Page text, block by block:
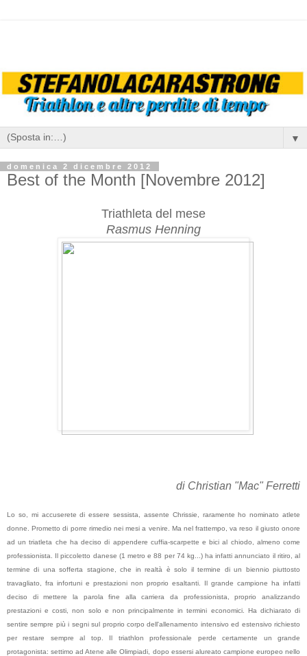
▼
domenica 2 dicembre 2012
Best of the Month [Novembre 2012]
Triathleta del mese
Rasmus Henning
di Christian "Mac" Ferretti
Lo so, mi accuserete di essere sessista, assente Chrissie, raramente ho nominato atlete
donne. Prometto di porre rimedio nei mesi a venire. Ma nel frattempo, va reso il giusto onore
ad un triatleta che ha deciso di appendere cuffia-scarpette e bici al chiodo, almeno come
professionista. Il piccoletto danese (1 metro e 88 per 74 kg...) ha infatti annunciato il ritiro, al
termine di una sofferta stagione, che in realtà è solo il termine di un biennio piuttosto
travagliato, fra infortuni e prestazioni non proprio esaltanti. Il grande campione ha infatti
deciso di mettere la parola fine alla carriera da professionista, proprio analizzando
prestazioni e costi, non solo e non principalmente in termini economici. Ha dichiarato di
sentire sempre più i segni sul proprio corpo dell'allenamento intensivo ed estensivo richiesto
per restare sempre al top. Il triathlon professionale perde certamente un grande
protagonista: settimo ad Atene alle Olimpiadi, dopo essersi alureato campione europeo nello